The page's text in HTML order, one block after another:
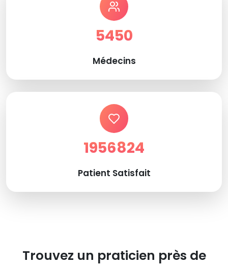
5450
Médecins
1956824
Patient Satisfait
Trouvez un praticien près de